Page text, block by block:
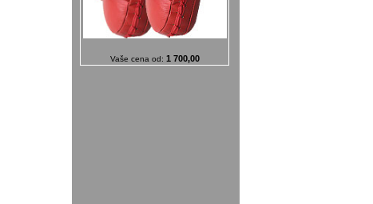
Vaše cena od: 1 700,00